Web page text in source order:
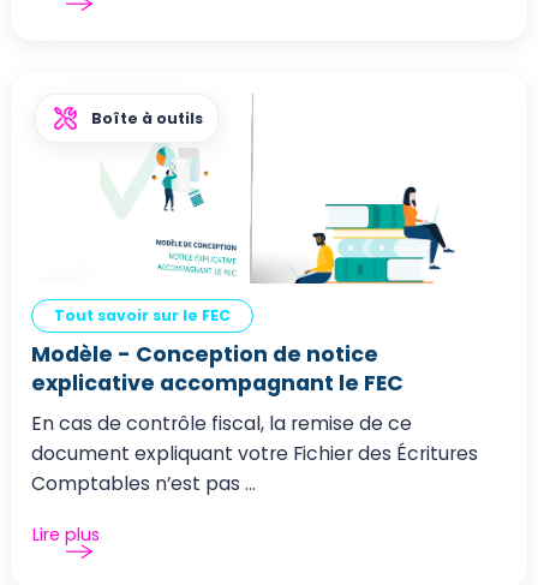
Boîte à outils
Tout savoir sur le FEC
Modèle - Conception de notice
explicative accompagnant le FEC
En cas de contrôle fiscal, la remise de ce
document expliquant votre Fichier des Écritures
Comptables n’est pas ...
Lire plus